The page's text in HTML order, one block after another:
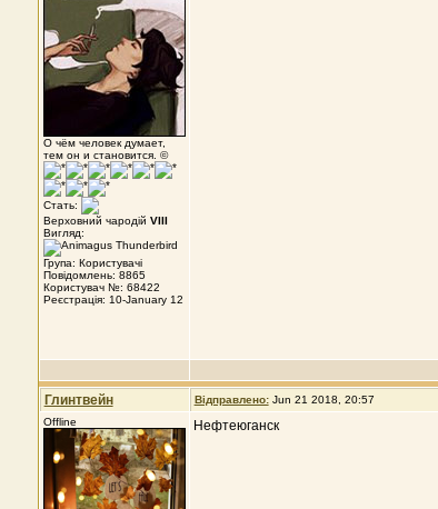
О чём человек думает,
тем он и становится. ©
Стать:
Верховний чародій VIII
Вигляд:
Група: Користувачі
Повідомлень: 8865
Користувач №: 68422
Реєстрація: 10-January 12
Глинтвейн Відправлено: Jun 21 2018, 20:57
Offline
Нефтеюганск